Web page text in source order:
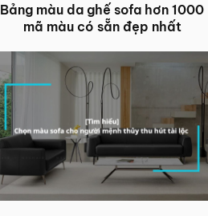
Bảng màu da ghế sofa hơn 1000
mã màu có sẵn đẹp nhất